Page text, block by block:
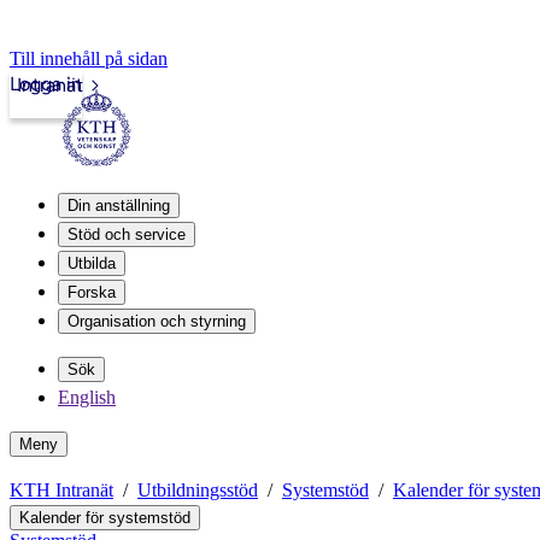
Till innehåll på sidan
Intranät
Logga in
Din anställning
Stöd och service
Utbilda
Forska
Organisation och styrning
Sök
English
Meny
KTH Intranät Utbildningsstöd Systemstöd Kalender för
Kalender för systemstöd